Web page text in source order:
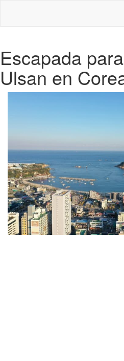
Escapada
Ulsan en